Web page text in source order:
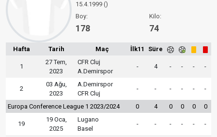
15.4.1999 ()
Boy:
178
Kilo:
74
Hafta Tarih Maç İlk11 Süre
1
27 Tem,
2023
CFR Cluj
A.Demirspor
- 4 - - - -
2
03 Ağu,
2023
A.Demirspor
CFR Cluj
- - - - - -
Europa Conference League 1 2023/2024 0 4 0 0 0 0
19
19 Oca,
2025
Lugano
Basel
- - - - - -